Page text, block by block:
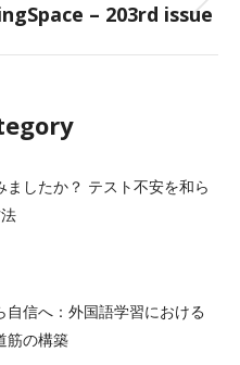
– 203rd issue
ましたか？ テスト不安を和ら
自信へ：外国語学習における
筋の構築